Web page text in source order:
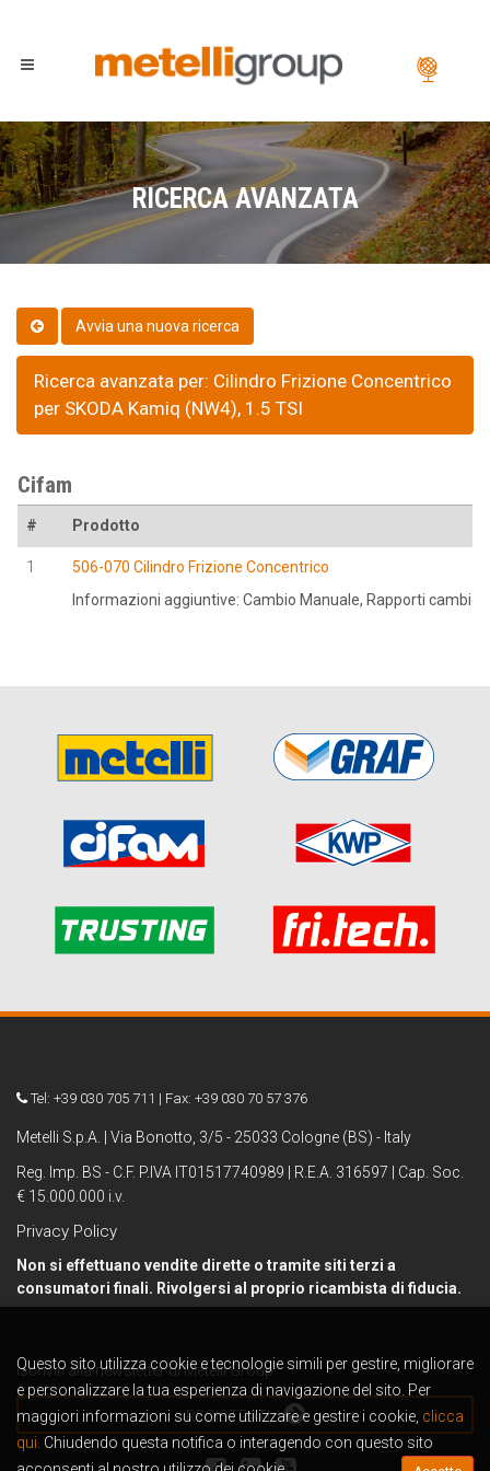
RICERCA AVANZATA
Ricerca avanzata per: Cilindro Frizione Concentrico
per SKODA Kamiq (NW4), 1.5 TSI
Cifam
# Prodotto
1
506-070 Cilindro Frizione Concentrico
Informazioni aggiuntive: Cambio Manuale, Rapporti cambio
Tel: +39 030 705 711 | Fax: +39 030 70 57 376
Metelli S.p.A. | Via Bonotto, 3/5 - 25033 Cologne (BS) - Italy
Reg. Imp. BS - C.F. P.IVA IT01517740989 | R.E.A. 316597 | Cap. Soc.
€ 15.000.000 i.v.
Privacy Policy
Non si effettuano vendite dirette o tramite siti terzi a
consumatori finali. Rivolgersi al proprio ricambista di fiducia.
Iscriviti alla newsletter di Metelli Group
REGISTRATI
Questo sito utilizza cookie e tecnologie simili per gestire, migliorare
e personalizzare la tua esperienza di navigazione del sito. Per
maggiori informazioni su come utilizzare e gestire i cookie, clicca
qui. Chiudendo questa notifica o interagendo con questo sito